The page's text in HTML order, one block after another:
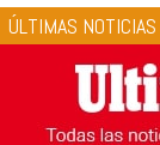
ÚLTIMAS NOTICIAS